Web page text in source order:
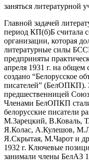
заняться литературной
Главной задачей
период КП(б)Б считала
организации, которая
литературные силы
предприняты
апреля 1931 г. на
создано “Белорусское
писателей” (БелОПКП).
предшественницей
Членами БелОПКП
белорусские писатели
М.3арецкий, В.Коваль,
Я.Колас, А.Кулешов,
Я.Скрытая, М.Чарот и
1932 г. Ключевые
занимали члены БелАЗ